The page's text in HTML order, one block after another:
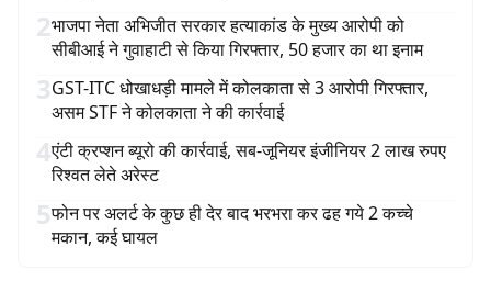
2भाजपा नेता अभिजीत सरकार हत्याकांड के मुख्य आरोपी को
सीबीआई ने गुवाहाटी से किया गिरफ्तार, 50 हजार का था इनाम
3GST-ITC धोखाधड़ी मामले में कोलकाता से 3 आरोपी गिरफ्तार,
असम STF ने कोलकाता ने की कार्रवाई
4एंटी क्रप्शन ब्यूरो की कार्रवाई, सब-जूनियर इंजीनियर 2 लाख रुपए
रिश्वत लेते अरेस्ट
5फोन पर अलर्ट के कुछ ही देर बाद भरभरा कर ढह गये 2 कच्चे
मकान, कई घायल